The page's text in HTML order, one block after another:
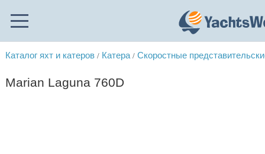
Каталог яхт и катеров / Катера / Скоростные
Marian Laguna 760D